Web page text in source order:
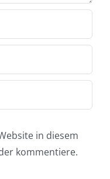
in diesem
kommentiere.